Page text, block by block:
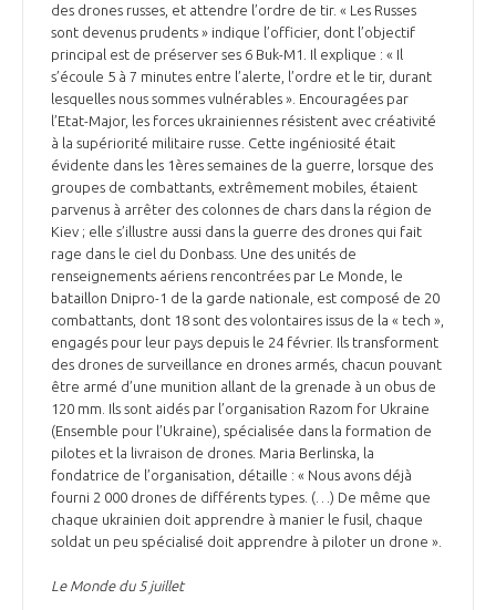
des drones russes, et attendre l’ordre de tir. « Les Russes
sont devenus prudents » indique l’officier, dont l’objectif
principal est de préserver ses 6 Buk-M1. Il explique : « Il
s’écoule 5 à 7 minutes entre l’alerte, l’ordre et le tir, durant
lesquelles nous sommes vulnérables ». Encouragées par
l’Etat-Major, les forces ukrainiennes résistent avec créativité
à la supériorité militaire russe. Cette ingéniosité était
évidente dans les 1ères semaines de la guerre, lorsque des
groupes de combattants, extrêmement mobiles, étaient
parvenus à arrêter des colonnes de chars dans la région de
Kiev ; elle s’illustre aussi dans la guerre des drones qui fait
rage dans le ciel du Donbass. Une des unités de
renseignements aériens rencontrées par Le Monde, le
bataillon Dnipro-1 de la garde nationale, est composé de 20
combattants, dont 18 sont des volontaires issus de la « tech »,
engagés pour leur pays depuis le 24 février. Ils transforment
des drones de surveillance en drones armés, chacun pouvant
être armé d’une munition allant de la grenade à un obus de
120 mm. Ils sont aidés par l’organisation Razom for Ukraine
(Ensemble pour l’Ukraine), spécialisée dans la formation de
pilotes et la livraison de drones. Maria Berlinska, la
fondatrice de l’organisation, détaille : « Nous avons déjà
fourni 2 000 drones de différents types. (…) De même que
chaque ukrainien doit apprendre à manier le fusil, chaque
soldat un peu spécialisé doit apprendre à piloter un drone ».
Le Monde du 5 juillet